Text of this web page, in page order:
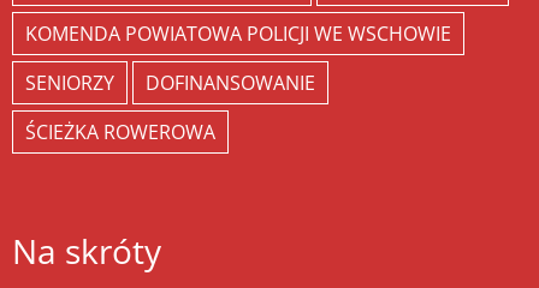
KOMENDA POWIATOWA POLICJI WE WSCHOWIE
SENIORZY
DOFINANSOWANIE
ŚCIEŻKA ROWEROWA
Na skróty